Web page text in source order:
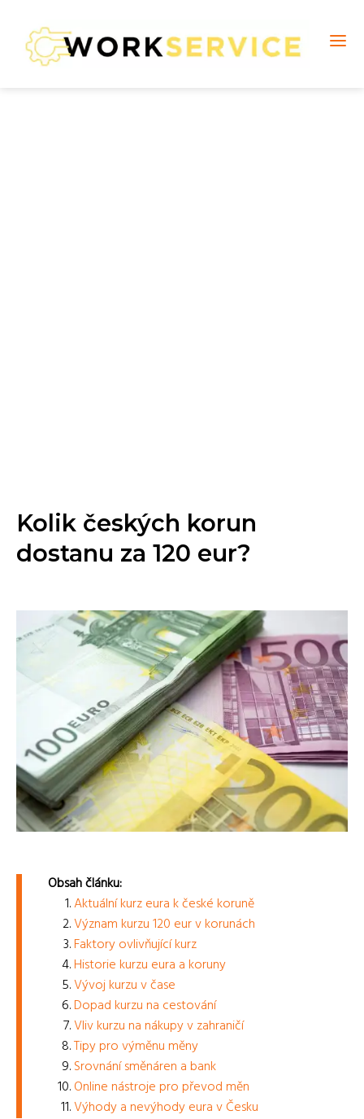
Kolik českých korun
dostanu za 120 eur?
Obsah článku:
Aktuální kurz eura k české koruně
Význam kurzu 120 eur v korunách
Faktory ovlivňující kurz
Historie kurzu eura a koruny
Vývoj kurzu v čase
Dopad kurzu na cestování
Vliv kurzu na nákupy v zahraničí
Tipy pro výměnu měny
Srovnání směnáren a bank
Online nástroje pro převod měn
Výhody a nevýhody eura v Česku